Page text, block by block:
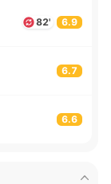
82' 6.9
6.7
6.6